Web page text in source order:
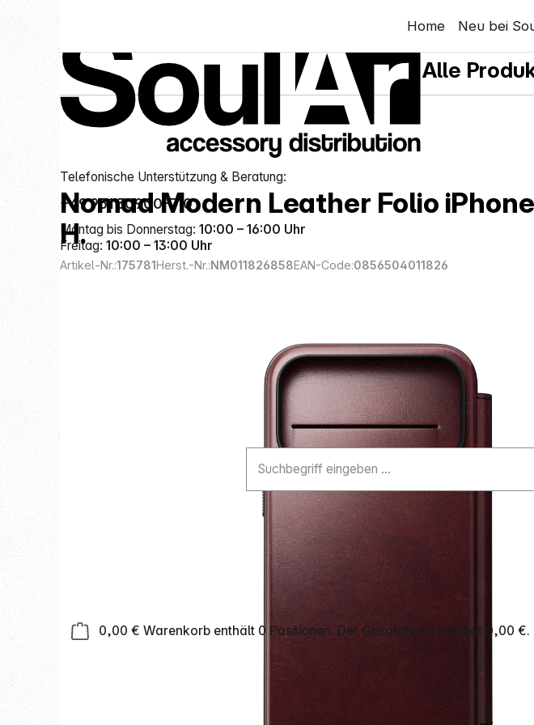
0,00 € Warenkorb enthält 0 Positionen. Der Gesamtwert beträgt 0,00 €.
Home Neu bei
Alle
Nomad Modern Leather Folio
H.
Artikel-Nr.:175781Herst.-Nr.:NM011826858EAN-Code:0856504011826
Telefonische Unterstützung & Beratung:
+49 951 30900-710
Montag bis Donnerstag: 10:00 – 16:00 Uhr
Freitag: 10:00 – 13:00 Uhr